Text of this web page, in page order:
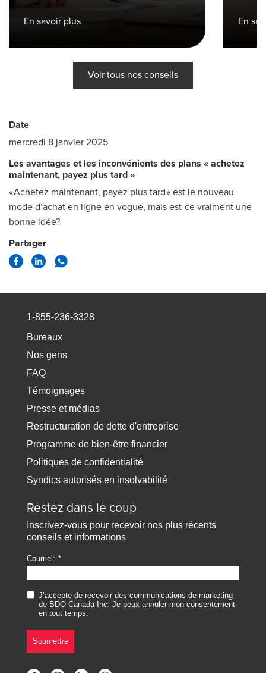
En savoir plus En
Voir tous nos conseils
Date
mercredi 8 janvier 2025
Les avantages et les inconvénients des plans « achetez
maintenant, payez plus tard »
« Achetez maintenant, payez plus tard » est le nouveau
mode d’achat en ligne en vogue, mais est-ce vraiment une
bonne idée?
Partager
1-855-236-3328
Bureaux
Nos gens
FAQ
Témoignages
Presse et médias
Restructuration de dette d'entreprise
Programme de bien-être financier
Politiques de confidentialité
Syndics autorisés en insolvabilité
Restez dans le coup
Inscrivez-vous pour recevoir nos plus récents
conseils et informations
Courriel:
J’accepte de recevoir des communications de marketing
de BDO Canada Inc. Je peux annuler mon consentement
en tout temps.
Soumettre